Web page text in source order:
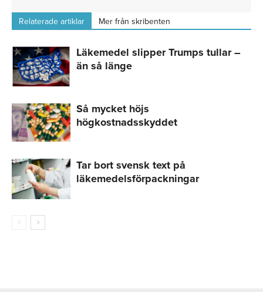
Relaterade artiklar Mer från skribenten
Läkemedel slipper Trumps tullar –
än så länge
Så mycket höjs
högkostnadsskyddet
Tar bort svensk text på
läkemedelsförpackningar